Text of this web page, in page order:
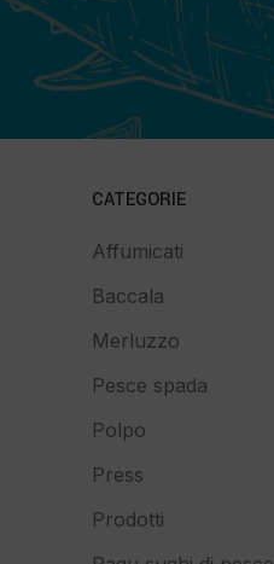
CATEGORIE
Affumicati
Baccala
Merluzzo
Pesce spada
Polpo
Press
Prodotti